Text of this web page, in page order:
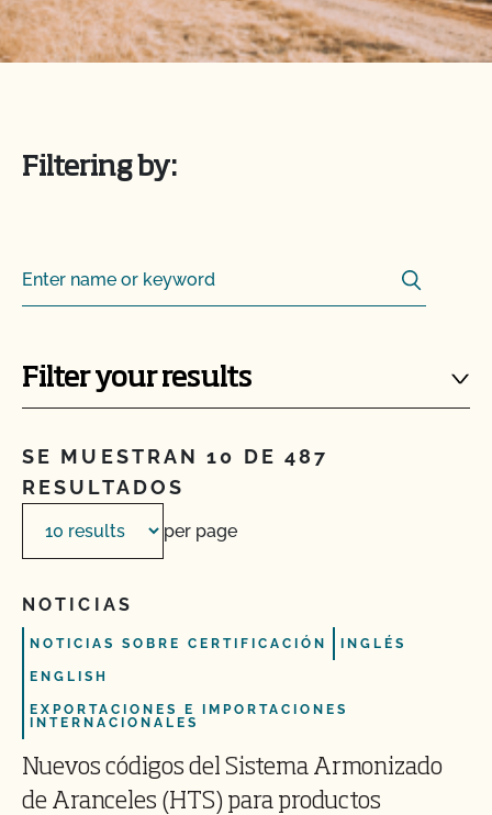
Filtering by:
Search
Filter your results
SE MUESTRAN 10 DE 487
RESULTADOS
per page
NOTICIAS
NOTICIAS SOBRE CERTIFICACIÓN INGLÉS
ENGLISH
EXPORTACIONES E IMPORTACIONES
INTERNACIONALES
Nuevos códigos del Sistema Armonizado
de Aranceles (HTS) para productos